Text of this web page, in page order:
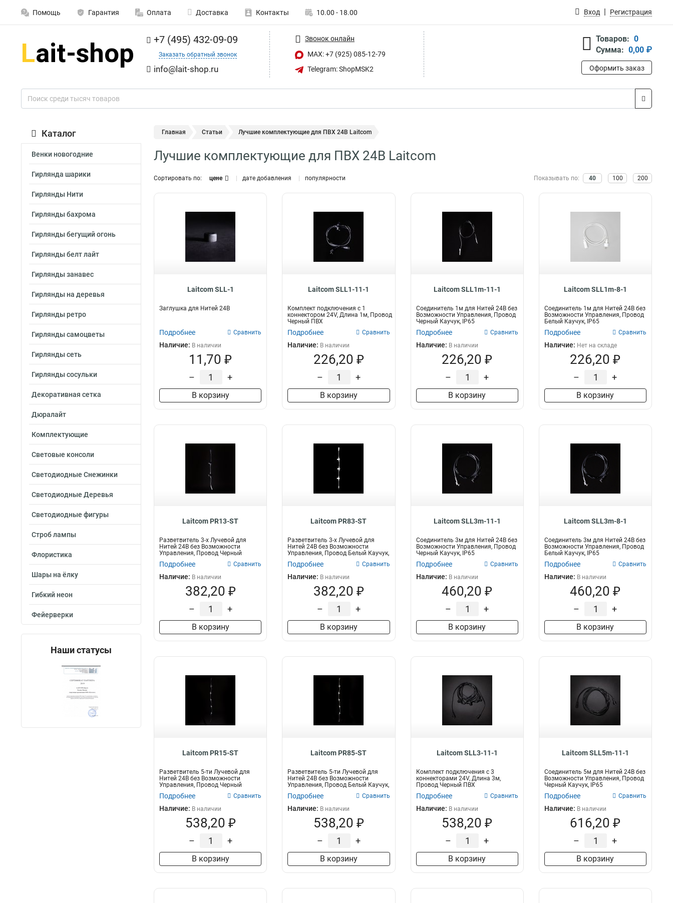
Помощь Гарантия Оплата Доставка Контакты 10.00 - 18.00 Вход Регистрация
+7 (495) 432-09-09
Заказать обратный звонок
info@lait-shop.ru
Звонок онлайн
MAX: +7 (925) 085-12-79
Telegram: ShopMSK2
Товаров: 0
Сумма: 0,00 ₽
Оформить заказ
Каталог
Венки новогодние
Гирлянда шарики
Гирлянды Нити
Гирлянды бахрома
Гирлянды бегущий огонь
Гирлянды белт лайт
Гирлянды занавес
Гирлянды на деревья
Гирлянды ретро
Гирлянды самоцветы
Гирлянды сеть
Гирлянды сосульки
Декоративная сетка
Дюралайт
Комплектующие
Световые консоли
Светодиодные Снежинки
Светодиодные Деревья
Светодиодные фигуры
Строб лампы
Флористика
Шары на ёлку
Гибкий неон
Фейерверки
Наши статусы
Главная Статьи Лучшие комплектующие для ПВХ 24В Laitcom
Лучшие комплектующие для ПВХ 24В Laitcom
Сортировать по: цене дате добавления популярности Показывать по: 40 100 200
Laitcom SLL-1
Заглушка для Нитей 24В
Подробнее Сравнить
Наличие: В наличии
11,70 ₽
– +
В корзину
Laitcom SLL1-11-1
Комплект подключения с 1
коннектором 24V, Длина 1м, Провод
Черный ПВХ
Подробнее Сравнить
Наличие: В наличии
226,20 ₽
– +
В корзину
Laitcom SLL1m-11-1
Соединитель 1м для Нитей 24В без
Возможности Управления, Провод
Черный Каучук, IP65
Подробнее Сравнить
Наличие: В наличии
226,20 ₽
– +
В корзину
Laitcom SLL1m-8-1
Соединитель 1м для Нитей 24В без
Возможности Управления, Провод
Белый Каучук, IP65
Подробнее Сравнить
Наличие: Нет на складе
226,20 ₽
– +
В корзину
Laitcom PR13-ST
Разветвитель 3-х Лучевой для
Нитей 24В без Возможности
Управления, Провод Черный
Каучук, IP65
Подробнее Сравнить
Наличие: В наличии
382,20 ₽
– +
В корзину
Laitcom PR83-ST
Разветвитель 3-х Лучевой для
Нитей 24В без Возможности
Управления, Провод Белый Каучук,
Подробнее Сравнить
Наличие: В наличии
382,20 ₽
– +
В корзину
Laitcom SLL3m-11-1
Соединитель 3м для Нитей 24В без
Возможности Управления, Провод
Черный Каучук, IP65
Подробнее Сравнить
Наличие: В наличии
460,20 ₽
– +
В корзину
Laitcom SLL3m-8-1
Соединитель 3м для Нитей 24В без
Возможности Управления, Провод
Белый Каучук, IP65
Подробнее Сравнить
Наличие: В наличии
460,20 ₽
– +
В корзину
Laitcom PR15-ST
Разветвитель 5-ти Лучевой для
Нитей 24В без Возможности
Управления, Провод Черный
Каучук, IP6
Подробнее Сравнить
Наличие: В наличии
538,20 ₽
– +
В корзину
Laitcom PR85-ST
Разветвитель 5-ти Лучевой для
Нитей 24В без Возможности
Управления, Провод Белый Каучук,
Подробнее Сравнить
Наличие: В наличии
538,20 ₽
– +
В корзину
Laitcom SLL3-11-1
Комплект подключения с 3
коннекторами 24V, Длина 3м,
Провод Черный ПВХ
Подробнее Сравнить
Наличие: В наличии
538,20 ₽
– +
В корзину
Laitcom SLL5m-11-1
Соединитель 5м для Нитей 24В без
Возможности Управления, Провод
Черный Каучук, IP65
Подробнее Сравнить
Наличие: В наличии
616,20 ₽
– +
В корзину